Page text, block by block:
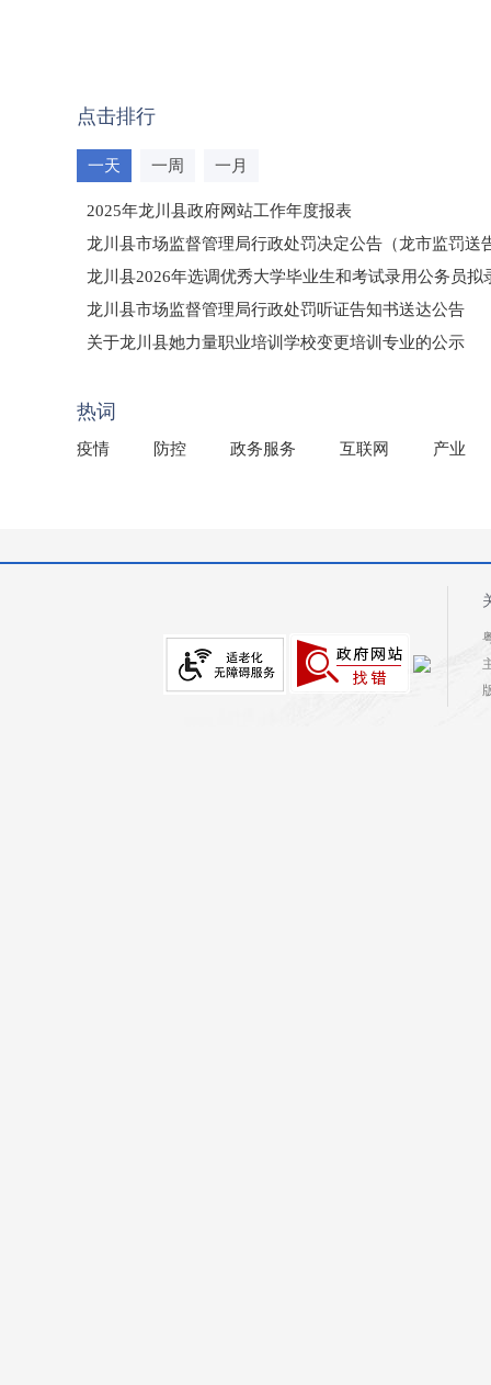
点击排行
一天 一周 一月
2025年龙川县政府网站工作年度报表
龙川县市场监督管理局行政处罚决定公告（龙市监罚送
龙川县2026年选调优秀大学毕业生和考试录用公务员拟
龙川县市场监督管理局行政处罚听证告知书送达公告
（龙市监罚送告〔2026〕71号）
关于龙川县她力量职业培训学校变更培训专业的公示
热词
疫情 防控 政务服务 互联网 产业